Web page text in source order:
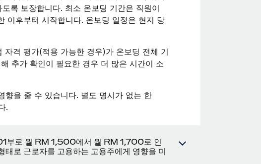
록 보장합니다. 최소 온보딩 기간은 직원이
이후부터 시작합니다. 온보딩 일정은 현지 당
격 평가(적용 가능한 경우)가 온보딩 전체 기
추가 확인이 필요한 경우 더 많은 시간이 소
을 줄 수 있습니다. 별도 명시가 없는 한
.
부로 월 RM 1,500에서 월 RM 1,700로 인
로 근로자를 고용하는 고용주에게 영향을 미